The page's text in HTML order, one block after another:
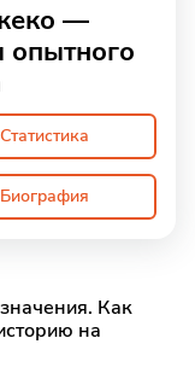
—
опытного
Статистика
Биография
Как
на